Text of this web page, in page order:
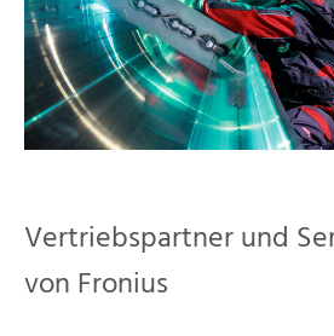
Vertriebspartner und
von Fronius